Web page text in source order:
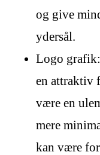
og give
ydersål.
Logo
en attraktiv
være en
mere
kan være